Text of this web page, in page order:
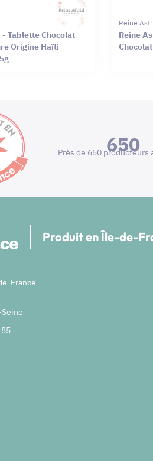
Tablette Chocolat
Origine Haïti
Reine
Reine
650
Près de 650 producteurs
Produit en Île-de-
France